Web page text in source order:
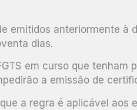
emitidos anteriormente à
dias.
em curso que tenham
a emissão de
a regra é aplicável aos